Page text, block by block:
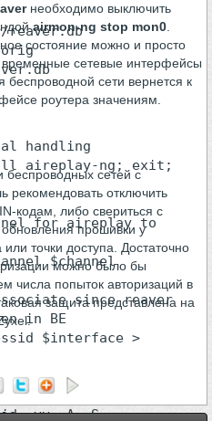
handling
aireplay-ng; exit;
for aireplay to
$channel
since reaver
in BE
$interface >
необходимо выключить
airmon-ng stop mon0
состояние можно и просто
временные сетевые интерфейсы
сети вернется к
роутера значениям.
беспроводных сетей с
рекомендовать отключить
кодам, либо свериться с
прошивки у
точки доступа. Достаточно
можно было бы
числа попыток авторизаций в
защита представлена на